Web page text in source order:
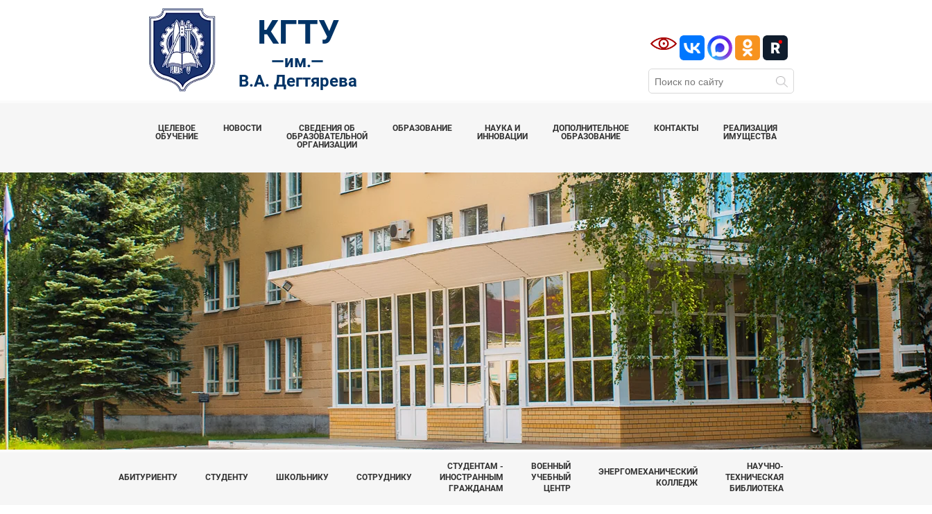
КГТУ
—им.—
В.А. Дегтярева
ЦЕЛЕВОЕ
ОБУЧЕНИЕ
НОВОСТИ
СВЕДЕНИЯ ОБ
ОБРАЗОВАТЕЛЬНОЙ
ОРГАНИЗАЦИИ
ОБРАЗОВАНИЕ
НАУКА И
ИННОВАЦИИ
ДОПОЛНИТЕЛЬНОЕ
ОБРАЗОВАНИЕ
КОНТАКТЫ
РЕАЛИЗАЦИЯ
ИМУЩЕСТВА
АБИТУРИЕНТУ СТУДЕНТУ ШКОЛЬНИКУ СОТРУДНИКУ
СТУДЕНТАМ -
ИНОСТРАННЫМ
ГРАЖДАНАМ
ВОЕННЫЙ
УЧЕБНЫЙ
ЦЕНТР
ЭНЕРГОМЕХАНИЧЕСКИЙ
КОЛЛЕДЖ
НАУЧНО-
ТЕХНИЧЕСКАЯ
БИБЛИОТЕКА